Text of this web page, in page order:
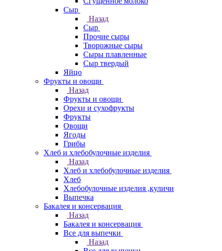
Сыр
Назад
Сыр
Прочие сыры
Творожные сыры
Сыры плавленные
Сыр твердый
Яйцо
Фрукты и овощи
Назад
Фрукты и овощи
Орехи и сухофрукты
Фрукты
Овощи
Ягоды
Грибы
Хлеб и хлебобулочные изделия
Назад
Хлеб и хлебобулочные изделия
Хлеб
Хлебобулочные изделия ,куличи
Выпечка
Бакалея и консервация
Назад
Бакалея и консервация
Все для выпечки
Назад